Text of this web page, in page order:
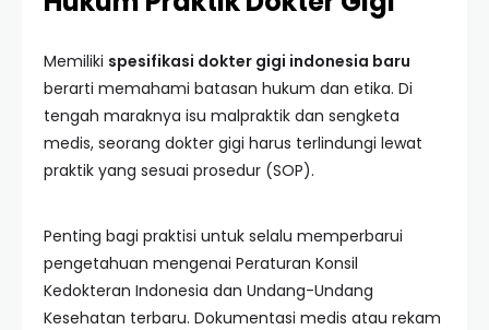
Memiliki spesifikasi dokter gigi indonesia baru
berarti memahami batasan hukum dan etika. Di
tengah maraknya isu malpraktik dan sengketa
medis, seorang dokter gigi harus terlindungi lewat
praktik yang sesuai prosedur (SOP).
Penting bagi praktisi untuk selalu memperbarui
pengetahuan mengenai Peraturan Konsil
Kedokteran Indonesia dan Undang-Undang
Kesehatan terbaru. Dokumentasi medis atau rekam